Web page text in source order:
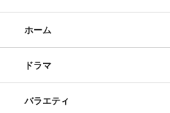
ホーム
ドラマ
バラエティ